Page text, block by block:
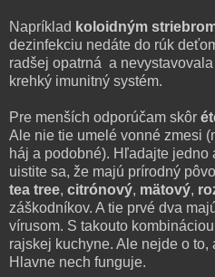
Napríklad koloidným
dezinfekciu nedáte do rúk
radšej opatrná a
krehký imunitný systém.
Pre menších odporúčam skôr
Ale nie tie umelé vonné zmesi
háj a podobné). Hľadajte
uistite sa, že majú prírodný
tea tree, citrónový, mätový,
záškodníkov. A tie prvé dva
vírusom. S takouto
rajskej kuchyne. Ale nejde o
Hlavne nech funguje.